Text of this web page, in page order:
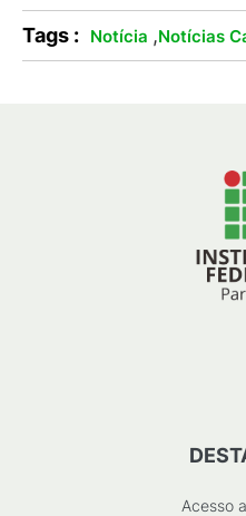
Tags : Notícia ,Notícias
Acesso